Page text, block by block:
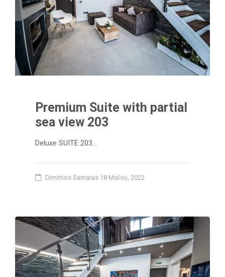
Premium Suite with partial
sea view 203
Deluxe SUITE 203…
Dimitrios Samaras 18 Μαΐου, 2022